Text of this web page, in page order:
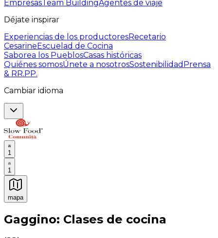
Empresas Team BuildingAgentes de viaje
Déjate inspirar
Experiencias de los productoresRecetario
CesarineEscuelad de Cocina
Saborea los PueblosCasas históricas
Quiénes somosÚnete a nosotrosSostenibilidad Prensa
& RR.PP.
Cambiar idioma
1
1
mapa
Experiencias culinarias inolvidables: Experiencias
Gaggino: Clases de cocina